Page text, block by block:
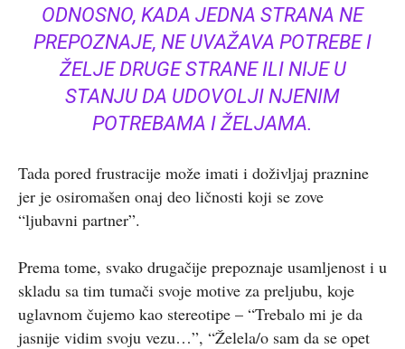
ODNOSNO, KADA JEDNA STRANA NE
PREPOZNAJE, NE UVAŽAVA POTREBE I
ŽELJE DRUGE STRANE ILI NIJE U
STANJU DA UDOVOLJI NJENIM
POTREBAMA I ŽELJAMA.
Tada pored frustracije može imati i doživljaj praznine
jer je osiromašen onaj deo ličnosti koji se zove
“ljubavni partner”.
Prema tome, svako drugačije prepoznaje usamljenost i u
skladu sa tim tumači svoje motive za preljubu, koje
uglavnom čujemo kao stereotipe – “Trebalo mi je da
jasnije vidim svoju vezu…”, “Želela/o sam da se opet